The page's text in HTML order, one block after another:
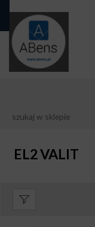
SKLEP
EL2 VALIT